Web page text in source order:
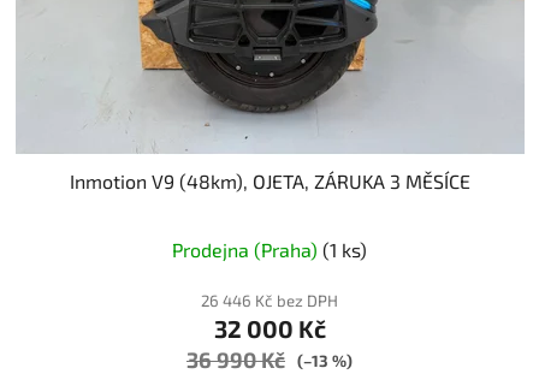
Inmotion V9 (48km), OJETA, ZÁRUKA 3 MĚSÍCE
Prodejna (Praha) (1 ks)
26 446 Kč bez DPH
32 000 Kč
36 990 Kč (–13 %)